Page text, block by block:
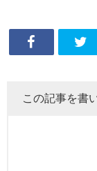
この記事を書